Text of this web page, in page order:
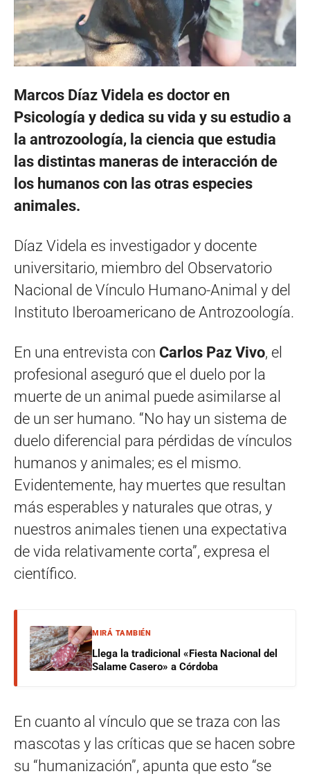
Marcos Díaz Videla es doctor en
Psicología y dedica su vida y su estudio a
la antrozoología, la ciencia que estudia
las distintas maneras de interacción de
los humanos con las otras especies
animales.
Díaz Videla es investigador y docente
universitario, miembro del Observatorio
Nacional de Vínculo Humano-Animal y del
Instituto Iberoamericano de Antrozoología.
En una entrevista con Carlos Paz Vivo, el
profesional aseguró que el duelo por la
muerte de un animal puede asimilarse al
de un ser humano. “No hay un sistema de
duelo diferencial para pérdidas de vínculos
humanos y animales; es el mismo.
Evidentemente, hay muertes que resultan
más esperables y naturales que otras, y
nuestros animales tienen una expectativa
de vida relativamente corta”, expresa el
científico.
MIRÁ TAMBIÉN
Llega la tradicional «Fiesta Nacional del
Salame Casero» a Córdoba
En cuanto al vínculo que se traza con las
mascotas y las críticas que se hacen sobre
su “humanización”, apunta que esto “se